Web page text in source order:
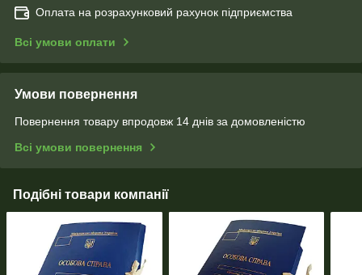
Оплата на розрахунковий рахунок підприємства
Всі умови оплати
Умови повернення
Повернення товару впродовж 14 днів за домовленістю
Всі умови повернення
Подібні товари компанії